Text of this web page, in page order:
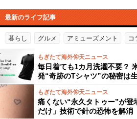
最新のライフ記事
暮らし グルメ アミューズメント コ
もぎたて海外仰天ニュース
毎日着ても1カ月洗濯不要？
発“奇跡のTシャツ”の秘密は
もぎたて海外仰天ニュース
痛くない“永久タトゥー”が登
だけ」技術で針の恐怖を解消